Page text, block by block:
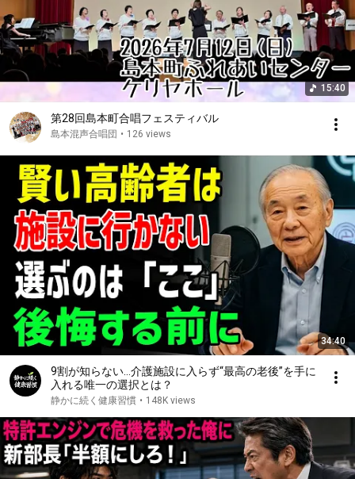
15:40
第28回島本町合唱フェスティバル
島本混声合唱団 • 126 views
34:40
9割が知らない…介護施設に入らず“最高の老後”を手に
入れる唯一の選択とは？
静かに続く健康習慣 • 148K views